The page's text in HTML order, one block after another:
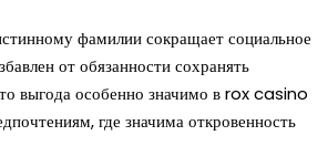
фамилии сокращает социальное
от обязанности сохранять
выгода особенно значимо в rox casino
где значима откровенность